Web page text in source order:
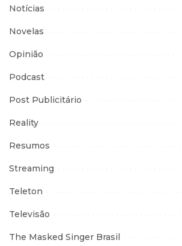
Notícias
Novelas
Opinião
Podcast
Post Publicitário
Reality
Resumos
Streaming
Teleton
Televisão
The Masked Singer Brasil